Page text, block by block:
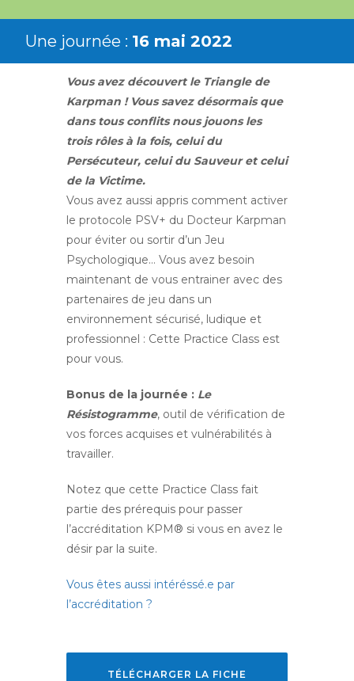
Une journée : 16 mai 2022
Vous avez découvert le Triangle de
Karpman ! Vous savez désormais que
dans tous conflits nous jouons les
trois rôles à la fois, celui du
Persécuteur, celui du Sauveur et celui
de la Victime.
Vous avez aussi appris comment activer
le protocole PSV+ du Docteur Karpman
pour éviter ou sortir d’un Jeu
Psychologique… Vous avez besoin
maintenant de vous entrainer avec des
partenaires de jeu dans un
environnement sécurisé, ludique et
professionnel : Cette Practice Class est
pour vous.
Bonus de la journée : Le
Résistogramme, outil de vérification de
vos forces acquises et vulnérabilités à
travailler.
Notez que cette Practice Class fait
partie des prérequis pour passer
l’accréditation KPM® si vous en avez le
désir par la suite.
Vous êtes aussi intéréssé.e par
l’accréditation ?
TÉLÉCHARGER LA FICHE